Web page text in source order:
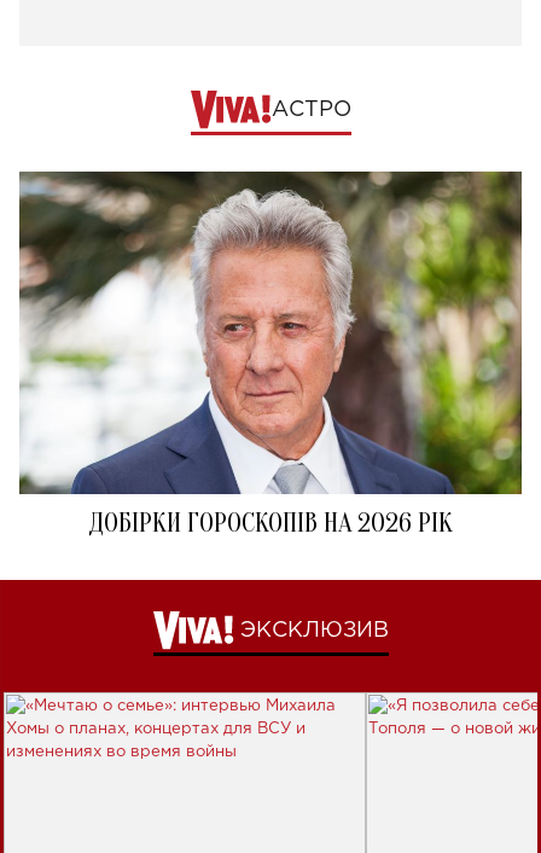
АСТРО
ДОБІРКИ ГОРОСКОПІВ НА 2026 РІК
ЭКСКЛЮЗИВ